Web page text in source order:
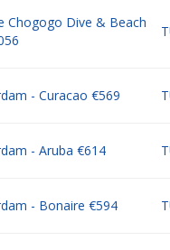
Chogogo Dive & Beach
- Curacao €569
- Aruba €614
- Bonaire €594